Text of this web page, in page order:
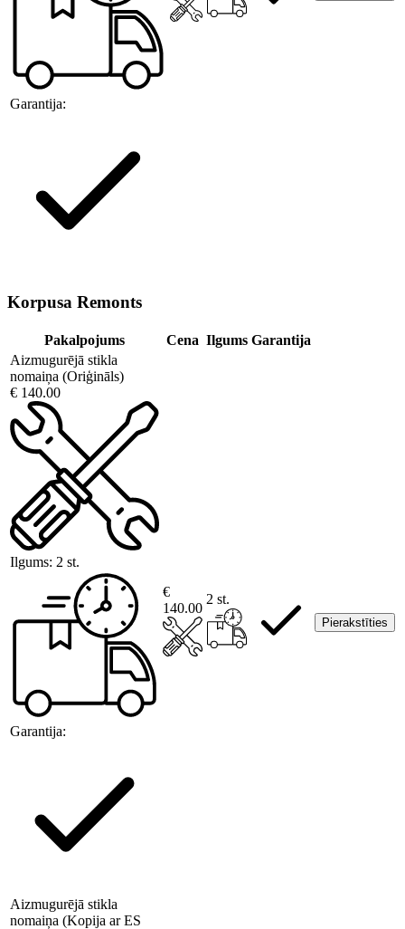
Garantija:
Korpusa Remonts
Pakalpojums Cena Ilgums Garantija
Aizmugurējā stikla
nomaiņa (Oriģināls)
€ 140.00
Ilgums: 2 st.
Garantija:
€
140.00
2 st.
Pierakstīties
Aizmugurējā stikla
nomaiņa (Kopija ar ES